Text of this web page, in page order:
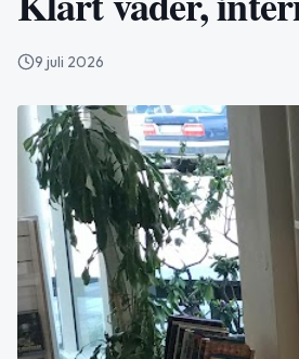
9 juli 2026